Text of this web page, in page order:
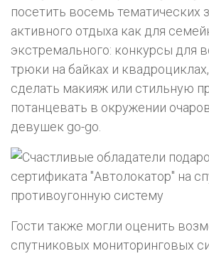
посетить восемь тематических
активного отдыха как для
экстремального: конкурсы для
трюки на байках и
сделать макияж или стильную
потанцевать в окружении
девушек go-go.
Гости также могли оценить
спутниковых мониторинговых